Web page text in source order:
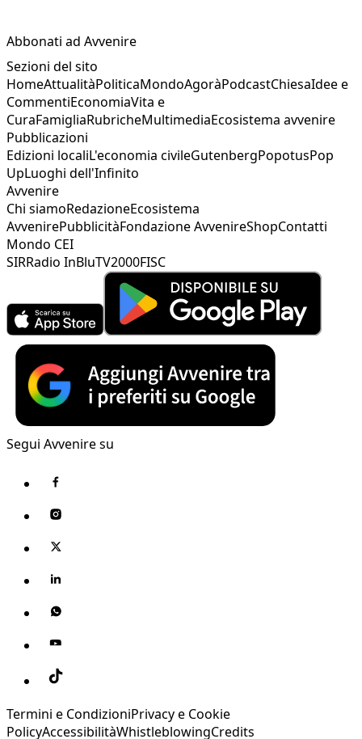
Abbonati ad Avvenire
Sezioni del sito
HomeAttualitàPoliticaMondoAgoràPodcastChiesaIdee e
CommentiEconomiaVita e
CuraFamigliaRubricheMultimediaEcosistema avvenire
Pubblicazioni
Edizioni localiL'economia civileGutenbergPopotusPop
UpLuoghi dell'Infinito
Avvenire
Chi siamoRedazioneEcosistema
AvvenirePubblicitàFondazione AvvenireShopContatti
Mondo CEI
SIRRadio InBluTV2000FISC
Segui Avvenire su
Termini e CondizioniPrivacy e Cookie
PolicyAccessibilitàWhistleblowingCredits